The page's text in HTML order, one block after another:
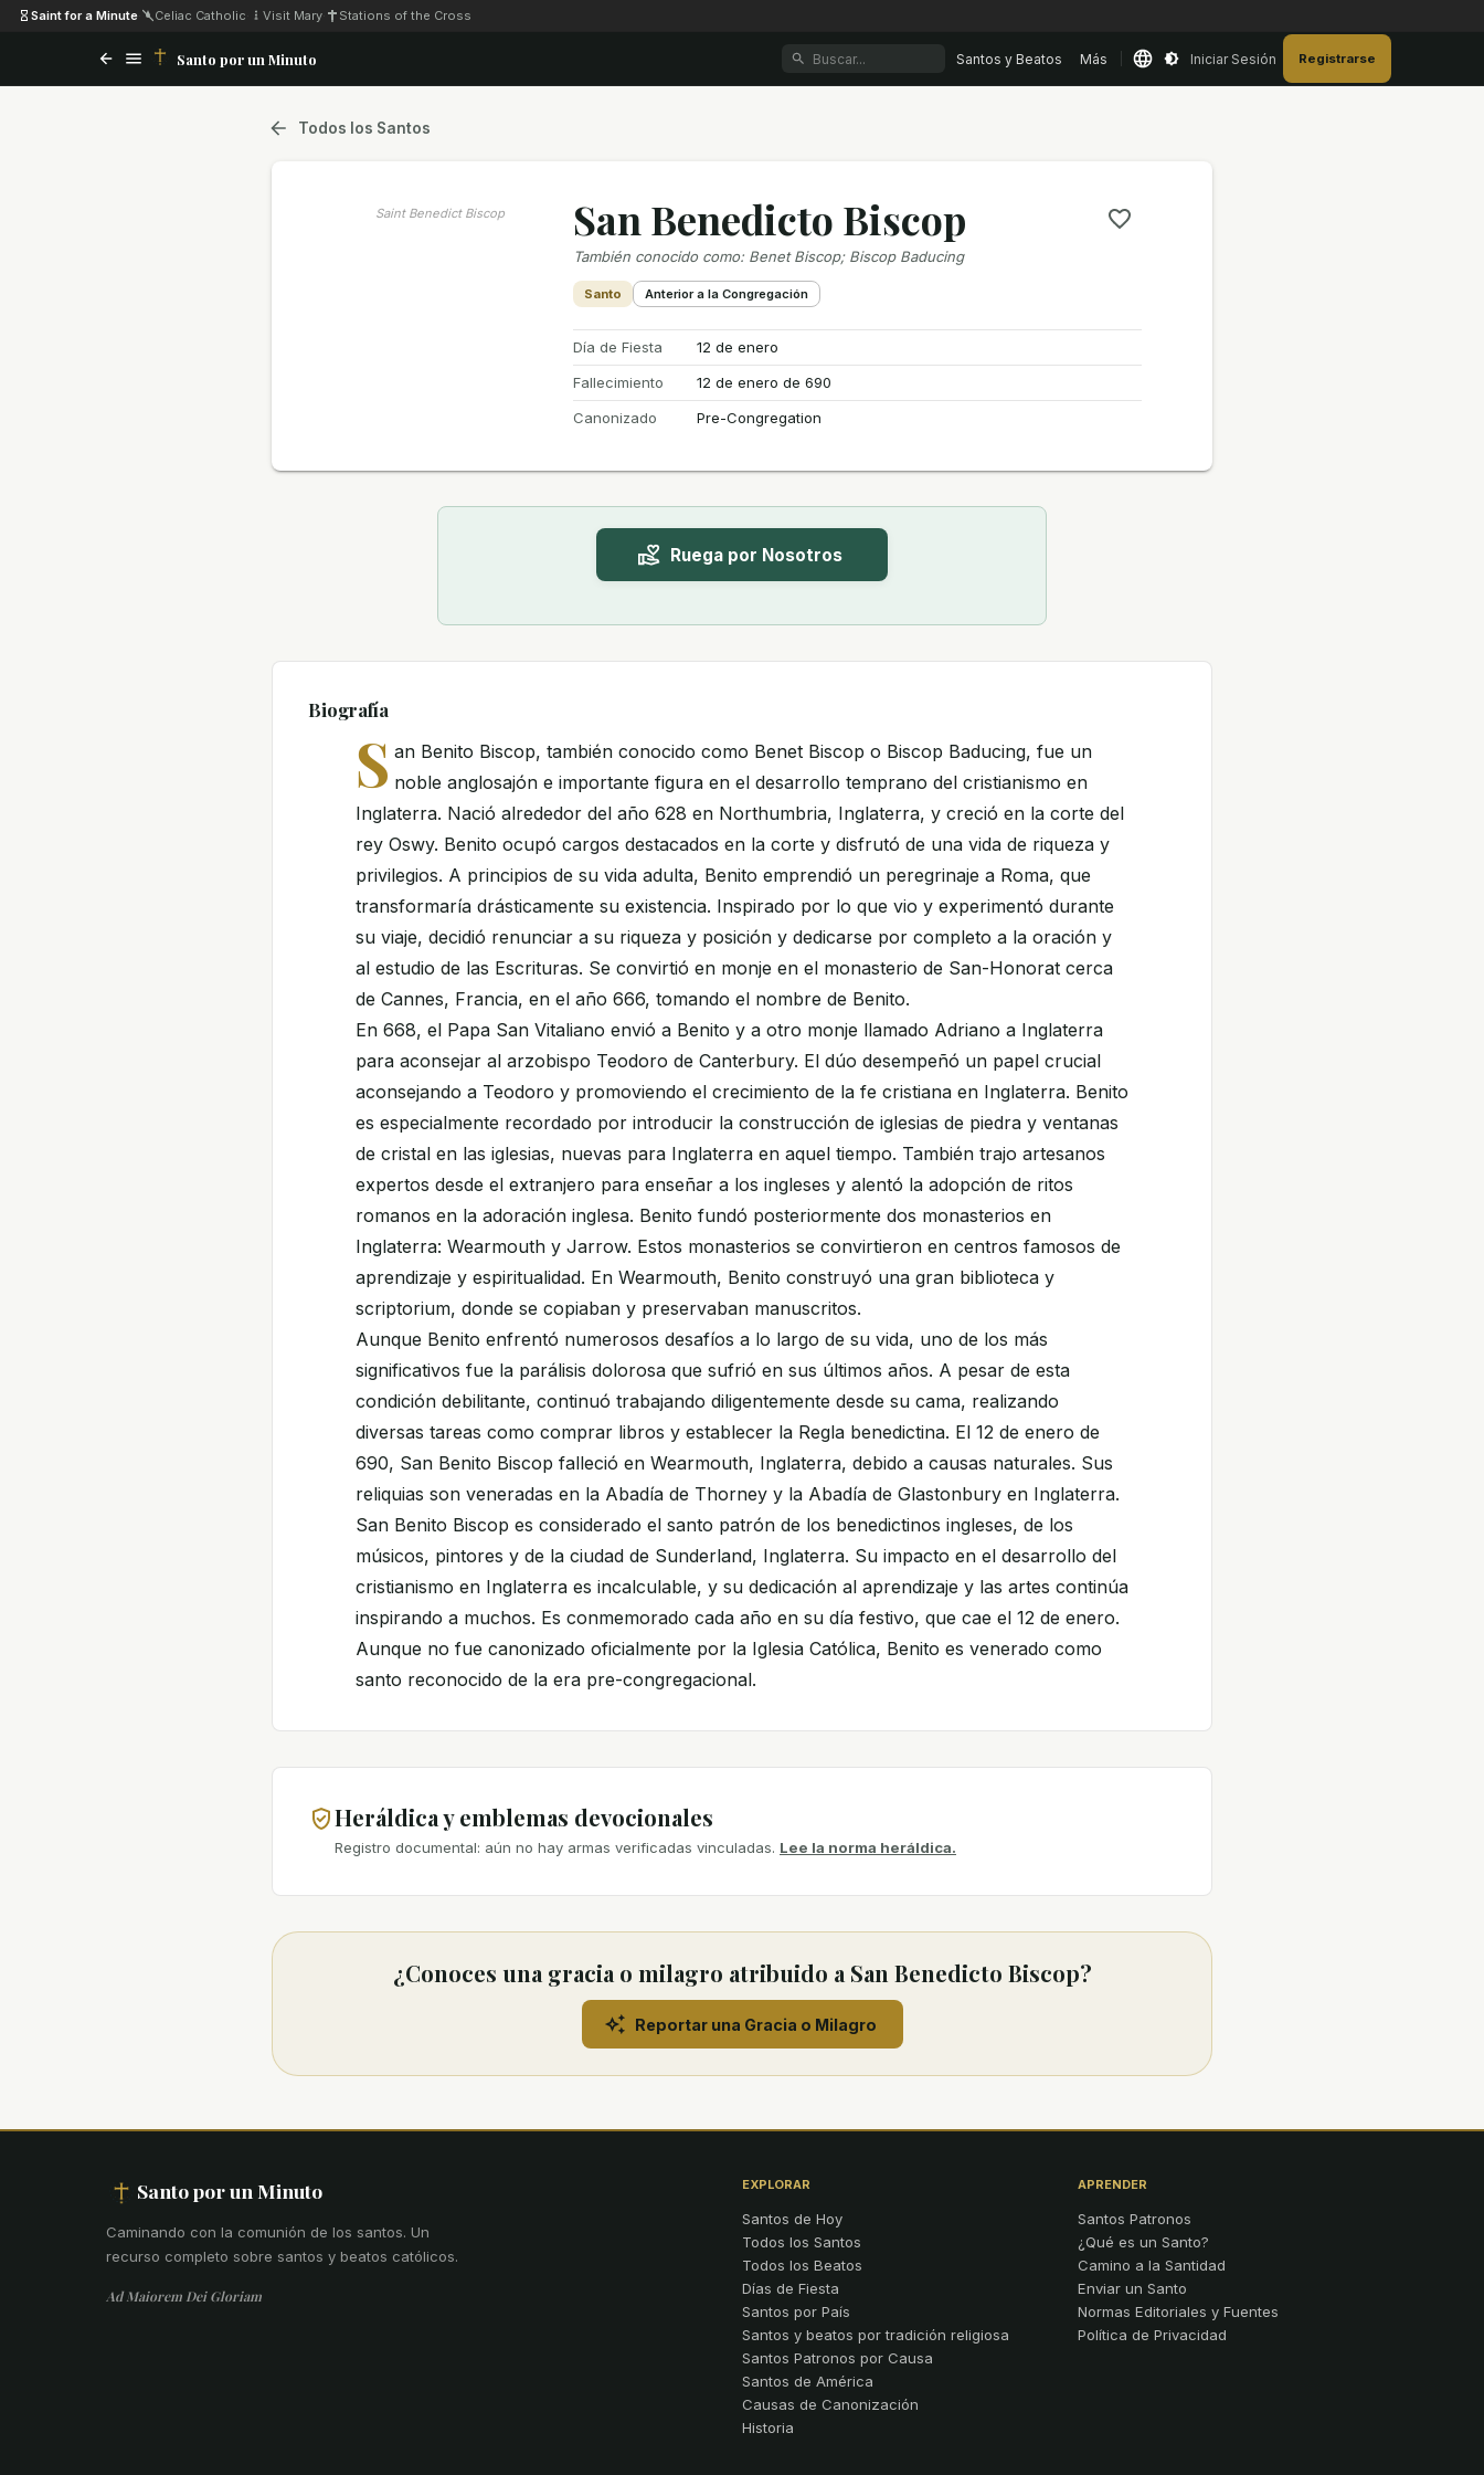
Saint for a Minute Celiac Catholic Visit Mary Stations of the Cross
Santo por un Minuto Santos y Beatos Más Iniciar Sesión Registrarse
Todos los Santos
Saint Benedict Biscop San Benedicto Biscop
También conocido como: Benet Biscop; Biscop Baducing
Santo Anterior a la Congregación
Día de Fiesta
12 de enero
Fallecimiento
12 de enero de 690
Canonizado
Pre-Congregation
Ruega por Nosotros
Biografía
S an Benito Biscop, también conocido como Benet Biscop o Biscop Baducing, fue un
noble anglosajón e importante figura en el desarrollo temprano del cristianismo en
Inglaterra. Nació alrededor del año 628 en Northumbria, Inglaterra, y creció en la corte del
rey Oswy. Benito ocupó cargos destacados en la corte y disfrutó de una vida de riqueza y
privilegios. A principios de su vida adulta, Benito emprendió un peregrinaje a Roma, que
transformaría drásticamente su existencia. Inspirado por lo que vio y experimentó durante
su viaje, decidió renunciar a su riqueza y posición y dedicarse por completo a la oración y
al estudio de las Escrituras. Se convirtió en monje en el monasterio de San-Honorat cerca
de Cannes, Francia, en el año 666, tomando el nombre de Benito.
En 668, el Papa San Vitaliano envió a Benito y a otro monje llamado Adriano a Inglaterra
para aconsejar al arzobispo Teodoro de Canterbury. El dúo desempeñó un papel crucial
aconsejando a Teodoro y promoviendo el crecimiento de la fe cristiana en Inglaterra. Benito
es especialmente recordado por introducir la construcción de iglesias de piedra y ventanas
de cristal en las iglesias, nuevas para Inglaterra en aquel tiempo. También trajo artesanos
expertos desde el extranjero para enseñar a los ingleses y alentó la adopción de ritos
romanos en la adoración inglesa. Benito fundó posteriormente dos monasterios en
Inglaterra: Wearmouth y Jarrow. Estos monasterios se convirtieron en centros famosos de
aprendizaje y espiritualidad. En Wearmouth, Benito construyó una gran biblioteca y
scriptorium, donde se copiaban y preservaban manuscritos.
Aunque Benito enfrentó numerosos desafíos a lo largo de su vida, uno de los más
significativos fue la parálisis dolorosa que sufrió en sus últimos años. A pesar de esta
condición debilitante, continuó trabajando diligentemente desde su cama, realizando
diversas tareas como comprar libros y establecer la Regla benedictina. El 12 de enero de
690, San Benito Biscop falleció en Wearmouth, Inglaterra, debido a causas naturales. Sus
reliquias son veneradas en la Abadía de Thorney y la Abadía de Glastonbury en Inglaterra.
San Benito Biscop es considerado el santo patrón de los benedictinos ingleses, de los
músicos, pintores y de la ciudad de Sunderland, Inglaterra. Su impacto en el desarrollo del
cristianismo en Inglaterra es incalculable, y su dedicación al aprendizaje y las artes continúa
inspirando a muchos. Es conmemorado cada año en su día festivo, que cae el 12 de enero.
Aunque no fue canonizado oficialmente por la Iglesia Católica, Benito es venerado como
santo reconocido de la era pre-congregacional.
Heráldica y emblemas devocionales
Registro documental: aún no hay armas verificadas vinculadas. Lee la norma heráldica.
¿Conoces una gracia o milagro atribuido a San Benedicto Biscop?
Reportar una Gracia o Milagro
Santo por un Minuto
Caminando con la comunión de los santos. Un
recurso completo sobre santos y beatos católicos.
Ad Maiorem Dei Gloriam
EXPLORAR
Santos de Hoy
Todos los Santos
Todos los Beatos
Días de Fiesta
Santos por País
Santos y beatos por tradición religiosa
Santos Patronos por Causa
Santos de América
Causas de Canonización
Historia
APRENDER
Santos Patronos
¿Qué es un Santo?
Camino a la Santidad
Enviar un Santo
Normas Editoriales y Fuentes
Política de Privacidad